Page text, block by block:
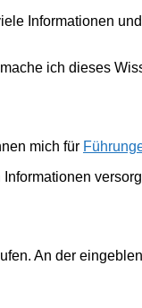
Informationen
ich dieses
mich für
An der